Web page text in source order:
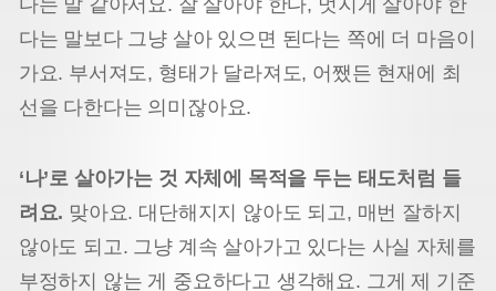
다는 말보다 그냥 살아 있으면 된다는 쪽에 더 마음이
가요. 부서져도, 형태가 달라져도, 어쨌든 현재에 최
선을 다한다는 의미잖아요.
‘나’로 살아가는 것 자체에 목적을 두는 태도처럼 들
려요. 맞아요. 대단해지지 않아도 되고, 매번 잘하지
않아도 되고. 그냥 계속 살아가고 있다는 사실 자체를
부정하지 않는 게 중요하다고 생각해요. 그게 제 기준